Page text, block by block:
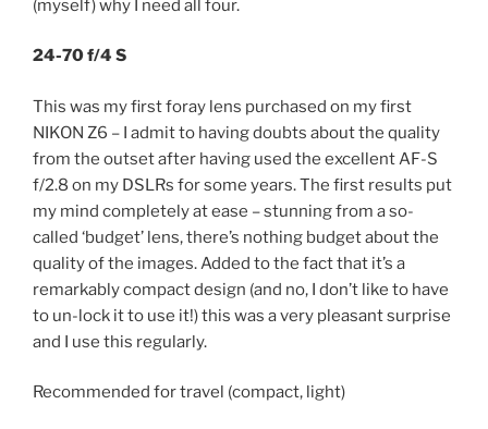
(myself) why I need all four.
24-70 f/4 S
This was my first foray lens purchased on my first
NIKON Z6 – I admit to having doubts about the quality
from the outset after having used the excellent AF-S
f/2.8 on my DSLRs for some years. The first results put
my mind completely at ease – stunning from a so-
called ‘budget’ lens, there’s nothing budget about the
quality of the images. Added to the fact that it’s a
remarkably compact design (and no, I don’t like to have
to un-lock it to use it!) this was a very pleasant surprise
and I use this regularly.
Recommended for travel (compact, light)